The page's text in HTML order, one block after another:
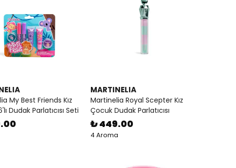
My Best Friends Kız
Dudak Parlatıcısı Seti
MARTINELIA
Martinelia Royal Scepter Kız
Çocuk Dudak Parlatıcısı
₺ 449.00
4 Aroma